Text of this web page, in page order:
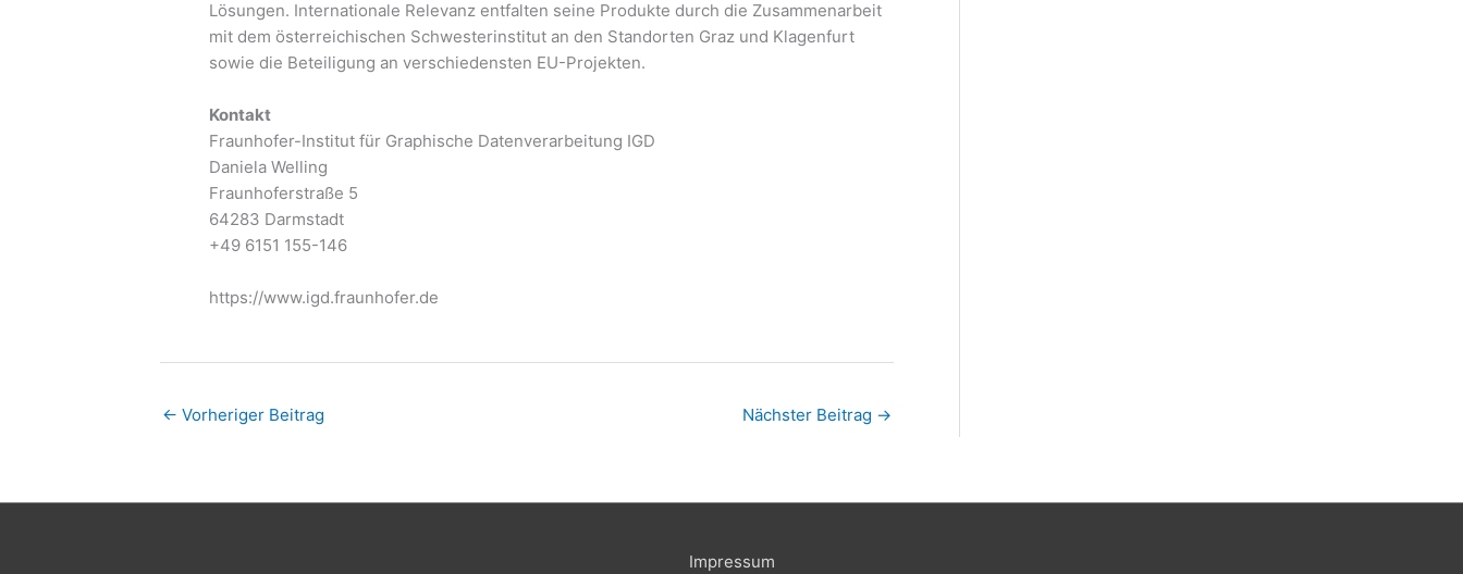
Lösungen. Internationale Relevanz entfalten seine Produkte durch die Zusammenarbeit
mit dem österreichischen Schwesterinstitut an den Standorten Graz und Klagenfurt
sowie die Beteiligung an verschiedensten EU-Projekten.
Kontakt
Fraunhofer-Institut für Graphische Datenverarbeitung IGD
Daniela Welling
Fraunhoferstraße 5
64283 Darmstadt
+49 6151 155-146
https://www.igd.fraunhofer.de
← Vorheriger Beitrag Nächster Beitrag →
Impressum